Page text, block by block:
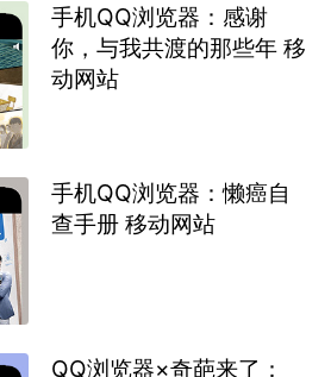
手机QQ浏览器：感谢
你，与我共渡的那些年 移
动网站
手机QQ浏览器：懒癌自
查手册 移动网站
QQ浏览器×奇葩来了：